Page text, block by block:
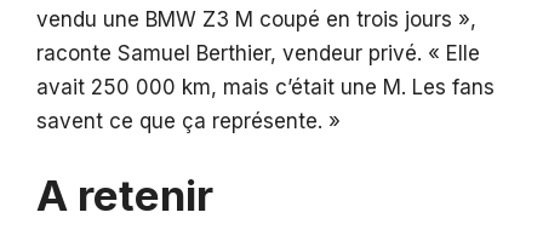
vendu une BMW Z3 M coupé en trois jours »,
raconte Samuel Berthier, vendeur privé. « Elle
avait 250 000 km, mais c’était une M. Les fans
savent ce que ça représente. »
A retenir